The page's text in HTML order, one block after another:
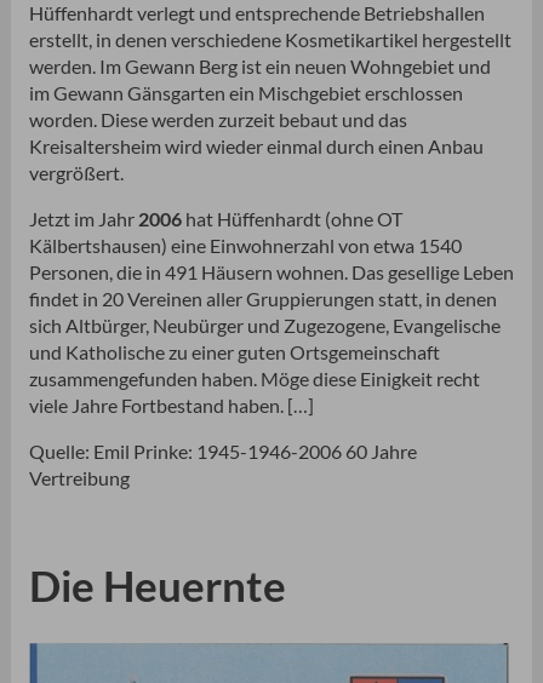
Hüffenhardt verlegt und entsprechende Betriebshallen
erstellt, in denen verschiedene Kosmetikartikel hergestellt
werden. Im Gewann Berg ist ein neuen Wohngebiet und
im Gewann Gänsgarten ein Mischgebiet erschlossen
worden. Diese werden zurzeit bebaut und das
Kreisaltersheim wird wieder einmal durch einen Anbau
vergrößert.
Jetzt im Jahr 2006 hat Hüffenhardt (ohne OT
Kälbertshausen) eine Einwohnerzahl von etwa 1540
Personen, die in 491 Häusern wohnen. Das gesellige Leben
findet in 20 Vereinen aller Gruppierungen statt, in denen
sich Altbürger, Neubürger und Zugezogene, Evangelische
und Katholische zu einer guten Ortsgemeinschaft
zusammengefunden haben. Möge diese Einigkeit recht
viele Jahre Fortbestand haben. […]
Quelle: Emil Prinke: 1945-1946-2006 60 Jahre
Vertreibung
Die Heuernte